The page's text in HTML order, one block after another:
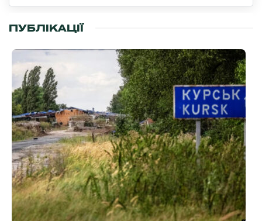
ПУБЛІКАЦІЇ